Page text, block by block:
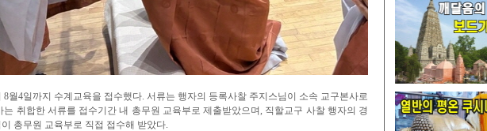
8월4일까지 수계교육을 접수했다. 서류는 행자의 등록사찰 주지스님이 소속 교구본사로
는 취합한 서류를 접수기간 내 총무원 교육부로 제출받았으며, 직할교구 사찰 행자의 경
총무원 교육부로 직접 접수해 받았다.